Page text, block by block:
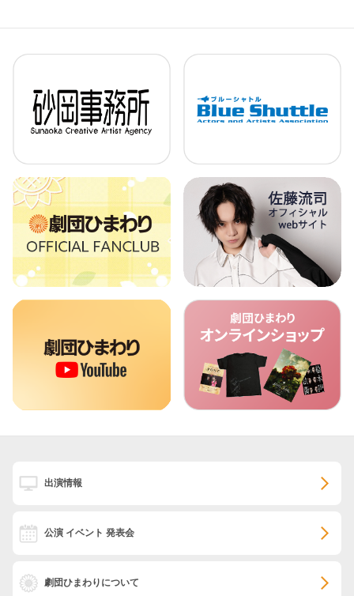
出演情報
公演 イベント 発表会
劇団ひまわりについて